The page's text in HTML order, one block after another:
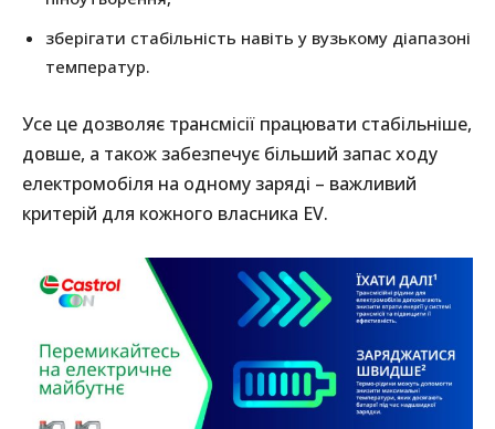
зберігати стабільність навіть у вузькому діапазоні
температур.
Усе це дозволяє трансмісії працювати стабільніше,
довше, а також забезпечує більший запас ходу
електромобіля на одному заряді – важливий
критерій для кожного власника EV.